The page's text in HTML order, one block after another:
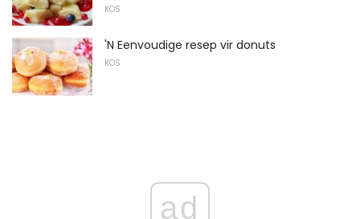
KOS
'N Eenvoudige resep vir donuts
KOS
ad